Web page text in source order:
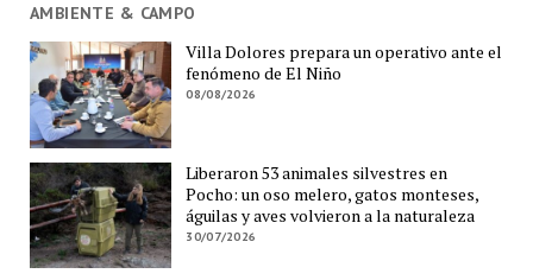
AMBIENTE & CAMPO
Villa Dolores prepara un operativo ante el
fenómeno de El Niño
08/08/2026
Liberaron 53 animales silvestres en
Pocho: un oso melero, gatos monteses,
águilas y aves volvieron a la naturaleza
30/07/2026